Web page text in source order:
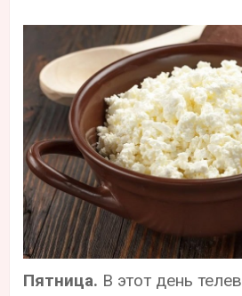
Пятница. В этот день